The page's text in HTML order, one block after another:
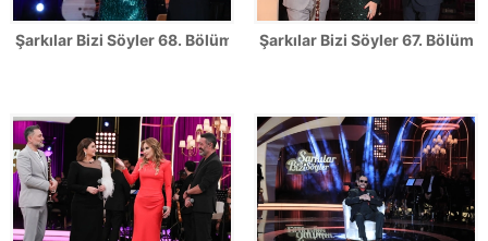
Şarkılar Bizi Söyler 68. Bölüm FotoğraflarıŞarkılar Bizi Söyler 67. Bölüm